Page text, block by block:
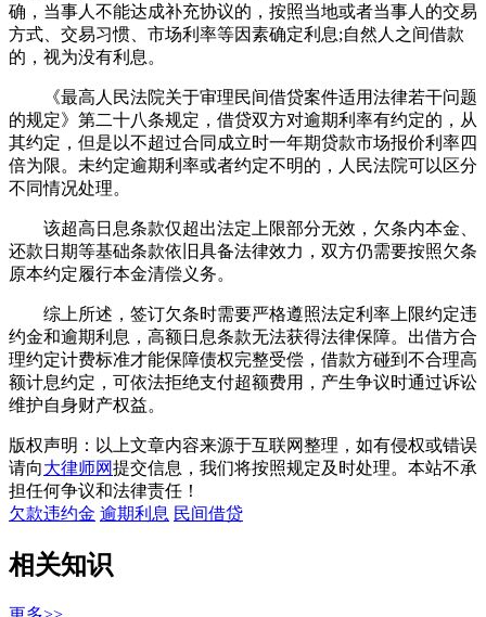
确，当事人不能达成补充协议的，按照当地或者当事人的交易
方式、交易习惯、市场利率等因素确定利息;自然人之间借款
的，视为没有利息。
《最高人民法院关于审理民间借贷案件适用法律若干问题
的规定》第二十八条规定，借贷双方对逾期利率有约定的，从
其约定，但是以不超过合同成立时一年期贷款市场报价利率四
倍为限。未约定逾期利率或者约定不明的，人民法院可以区分
不同情况处理。
该超高日息条款仅超出法定上限部分无效，欠条内本金、
还款日期等基础条款依旧具备法律效力，双方仍需要按照欠条
原本约定履行本金清偿义务。
综上所述，签订欠条时需要严格遵照法定利率上限约定违
约金和逾期利息，高额日息条款无法获得法律保障。出借方合
理约定计费标准才能保障债权完整受偿，借款方碰到不合理高
额计息约定，可依法拒绝支付超额费用，产生争议时通过诉讼
维护自身财产权益。
版权声明：以上文章内容来源于互联网整理，如有侵权或错误
请向大律师网提交信息，我们将按照规定及时处理。本站不承
担任何争议和法律责任！
欠款违约金 逾期利息 民间借贷
相关知识